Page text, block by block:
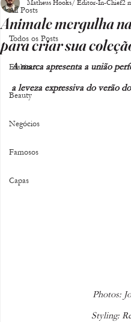
All Posts
Todos os Posts
Fashion
Beauty
Negócios
Famosos
Capas
Animale mergulha
para criar sua
Matheus Hooks/ Editor-In-Chief2
A marca apresenta a união
a leveza expressiva do verão
Photos:
Styling: